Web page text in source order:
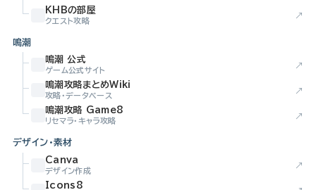
KHBの部屋
クエスト攻略
↗
鳴潮
鳴潮 公式
ゲーム公式サイト
↗
鳴潮攻略まとめWiki
攻略・データベース
↗
鳴潮攻略 Game8
リセマラ・キャラ攻略
↗
デザイン・素材
Canva
デザイン作成
↗
Icons8